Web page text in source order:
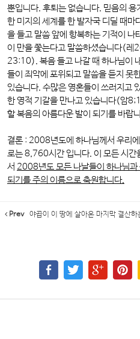
뿐입니다. 후퇴는 없습니다. 믿음의
한 미지의 세계를 한 발자국 디딜 때마
을 들고 말씀 앞에 항복하는 기적이 나
이 만을 쫓는다고 말씀하셨습니다(
23:10). 복음 들고 나갈 때 하나님이
들이 죄악에 포위되고 말씀을 듣지 못
있습니다. 수많은 영혼들이 쓰러지고
한 영적 기갈을 만나고 있습니다(암
할 복음의 아름다운 발이 되기를 바랍
결론 : 2008년도에 하나님께서 우리
로는 8,760시간 입니다. 이 모든 시간
서 2008년도 모든 나날들이 하나님과
되기를 주의 이름으로 축원합니다.
Prev 야곱이 이 땅에 살아온 마지막 결산하